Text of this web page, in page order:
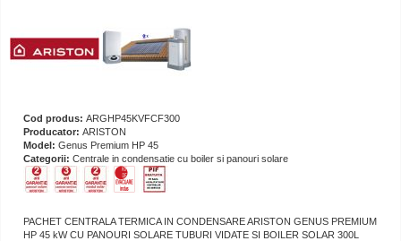
Cod produs: ARGHP45KVFCF300
Producator: ARISTON
Model: Genus Premium HP 45
Categorii: Centrale in condensatie cu boiler si panouri solare
PACHET CENTRALA TERMICA IN CONDENSARE ARISTON GENUS PREMIUM
HP 45 kW CU PANOURI SOLARE TUBURI VIDATE SI BOILER SOLAR 300L